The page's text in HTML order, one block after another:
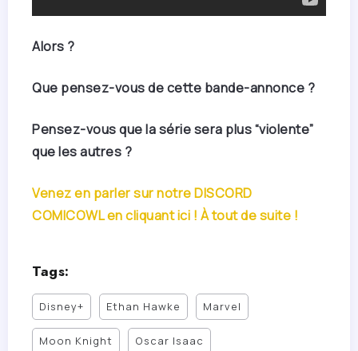
Alors ?
Que pensez-vous de cette bande-annonce ?
Pensez-vous que la série sera plus “violente”
que les autres ?
Venez en parler sur notre DISCORD
COMICOWL en cliquant ici ! À tout de suite !
Tags:
Disney+ Ethan Hawke Marvel
Moon Knight Oscar Isaac